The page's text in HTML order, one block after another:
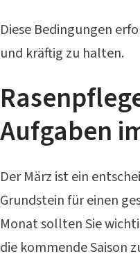
Diese Bedingungen
und kräftig zu halten.
Aufgaben
Der März ist ein
Grundstein für einen
Monat sollten Sie
die kommende Saison